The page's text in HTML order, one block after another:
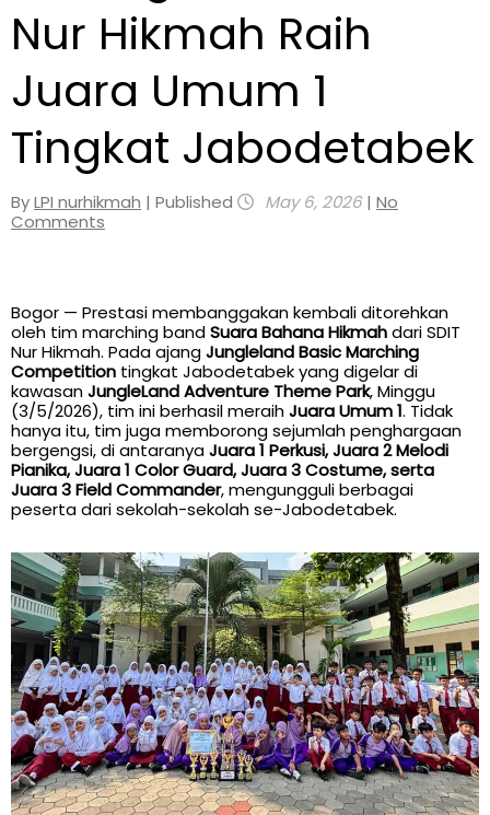
Nur Hikmah Raih
Juara Umum 1
Tingkat Jabodetabek
ByLPI nurhikmah | Published May 6, 2026 | No
Comments
Bogor — Prestasi membanggakan kembali ditorehkan
oleh tim marching bandSuara Bahana Hikmahdari SDIT
Nur Hikmah. Pada ajangJungleland Basic Marching
Competition tingkat Jabodetabek yang digelar di
kawasanJungleLand Adventure Theme Park, Minggu
(3/5/2026), tim ini berhasil meraihJuara Umum 1. Tidak
hanya itu, tim juga memborong sejumlah penghargaan
bergengsi, di antaranyaJuara 1 Perkusi, Juara 2 Melodi
Pianika, Juara 1 Color Guard, Juara 3 Costume, serta
Juara 3 Field Commander, mengungguli berbagai
peserta dari sekolah-sekolah se-Jabodetabek.